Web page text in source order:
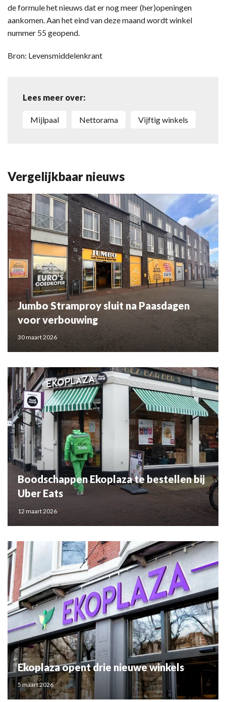
de formule het nieuws dat er nog meer (her)openingen
aankomen. Aan het eind van deze maand wordt winkel
nummer 55 geopend.
Bron: Levensmiddelenkrant
Lees meer over:
Mijlpaal Nettorama Vijftig winkels
Vergelijkbaar nieuws
Jumbo Stramproy sluit na Paasdagen
voor verbouwing
30 maart 2026
Boodschappen Ekoplaza te bestellen bij
Uber Eats
12 maart 2026
Ekoplaza opent drie nieuwe winkels
5 maart 2026